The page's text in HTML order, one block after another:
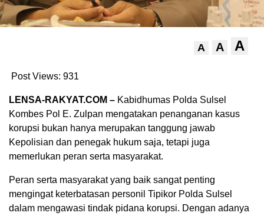
A A A
Post Views: 931
LENSA-RAKYAT.COM – Kabidhumas Polda Sulsel
Kombes Pol E. Zulpan mengatakan penanganan kasus
korupsi bukan hanya merupakan tanggung jawab
Kepolisian dan penegak hukum saja, tetapi juga
memerlukan peran serta masyarakat.
Peran serta masyarakat yang baik sangat penting
mengingat keterbatasan personil Tipikor Polda Sulsel
dalam mengawasi tindak pidana korupsi. Dengan adanya